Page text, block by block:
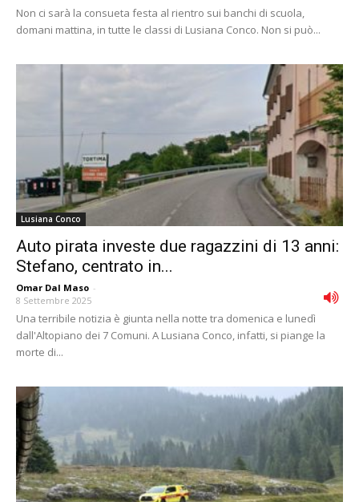
Non ci sarà la consueta festa al rientro sui banchi di scuola,
domani mattina, in tutte le classi di Lusiana Conco. Non si può...
Lusiana Conco
Auto pirata investe due ragazzini di 13 anni:
Stefano, centrato in...
Omar Dal Maso -
8 Settembre 2025
Una terribile notizia è giunta nella notte tra domenica e lunedì
dall'Altopiano dei 7 Comuni. A Lusiana Conco, infatti, si piange la
morte di...